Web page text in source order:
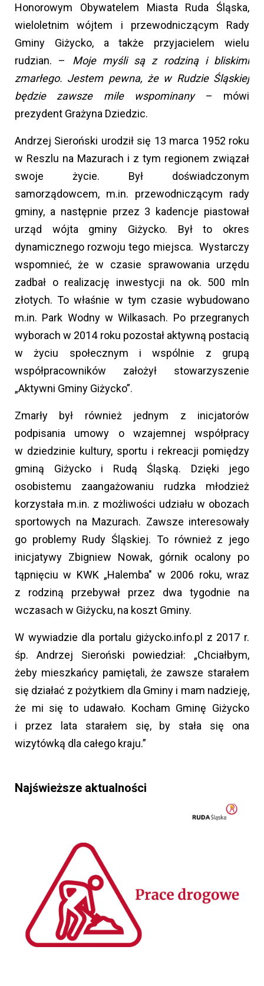
Honorowym Obywatelem Miasta Ruda Śląska,
wieloletnim wójtem i przewodniczącym Rady
Gminy Giżycko, a także przyjacielem wielu
rudzian. – Moje myśli są z rodziną i bliskimi
zmarłego. Jestem pewna, że w Rudzie Śląskiej
będzie zawsze mile wspominany– mówi
prezydent Grażyna Dziedzic.
Andrzej Sieroński urodził się 13 marca 1952 roku
w Reszlu na Mazurach i z tym regionem związał
swoje życie. Był doświadczonym
samorządowcem, m.in. przewodniczącym rady
gminy, a następnie przez 3 kadencje piastował
urząd wójta gminy Giżycko. Był to okres
dynamicznego rozwoju tego miejsca. Wystarczy
wspomnieć, że w czasie sprawowania urzędu
zadbał o realizację inwestycji na ok. 500 mln
złotych. To właśnie w tym czasie wybudowano
m.in. Park Wodny w Wilkasach. Po przegranych
wyborach w 2014 roku pozostał aktywną postacią
w życiu społecznym i wspólnie z grupą
współpracowników założył stowarzyszenie
„Aktywni Gminy Giżycko”.
Zmarły był również jednym z inicjatorów
podpisania umowy o wzajemnej współpracy
w dziedzinie kultury, sportu i rekreacji pomiędzy
gminą Giżycko i Rudą Śląską. Dzięki jego
osobistemu zaangażowaniu rudzka młodzież
korzystała m.in. z możliwości udziału w obozach
sportowych na Mazurach. Zawsze interesowały
go problemy Rudy Śląskiej. To również z jego
inicjatywy Zbigniew Nowak, górnik ocalony po
tąpnięciu w KWK „Halemba" w 2006 roku, wraz
z rodziną przebywał przez dwa tygodnie na
wczasach w Giżycku, na koszt Gminy.
W wywiadzie dla portalu giżycko.info.pl z 2017 r.
śp. Andrzej Sieroński powiedział: „Chciałbym,
żeby mieszkańcy pamiętali, że zawsze starałem
się działać z pożytkiem dla Gminy i mam nadzieję,
że mi się to udawało. Kocham Gminę Giżycko
i przez lata starałem się, by stała się ona
wizytówką dla całego kraju.”
Najświeższe aktualności